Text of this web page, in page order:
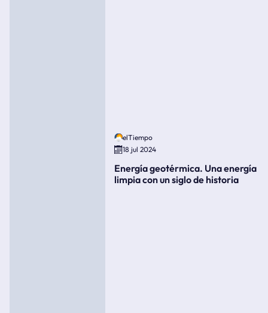
elTiempo
18 jul 2024
Energía geotérmica. Una energía
limpia con un siglo de historia